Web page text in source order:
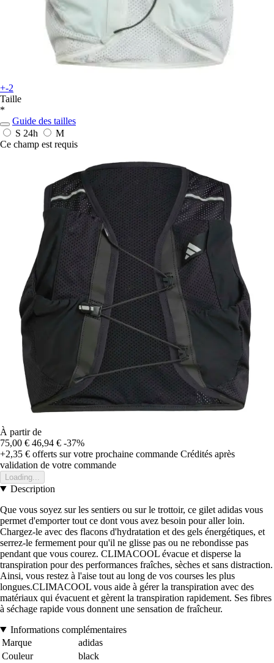
+-2
Taille
*
Guide des tailles
S 24h
M
Ce champ est requis
À partir de
75,00 € 46,94 € -37%
+2,35 € offerts sur votre prochaine commande Crédités après
validation de votre commande
Loading...
Description
Que vous soyez sur les sentiers ou sur le trottoir, ce gilet adidas vous
permet d'emporter tout ce dont vous avez besoin pour aller loin.
Chargez-le avec des flacons d'hydratation et des gels énergétiques, et
serrez-le fermement pour qu'il ne glisse pas ou ne rebondisse pas
pendant que vous courez. CLIMACOOL évacue et disperse la
transpiration pour des performances fraîches, sèches et sans distraction.
Ainsi, vous restez à l'aise tout au long de vos courses les plus
longues.CLIMACOOL vous aide à gérer la transpiration avec des
matériaux qui évacuent et gèrent la transpiration rapidement. Ses fibres
à séchage rapide vous donnent une sensation de fraîcheur.
Informations complémentaires
Marque
adidas
Couleur
black